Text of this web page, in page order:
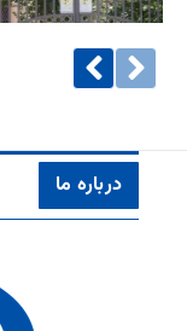
درباره ما